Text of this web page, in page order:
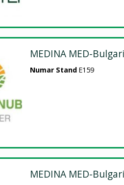
MEDINA MED-
Numar Stand E159
MEDINA MED-